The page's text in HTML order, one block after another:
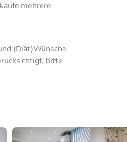
mehrere
(Diät)Wünsche
bitte